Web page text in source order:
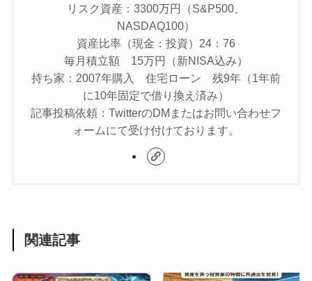
リスク資産：3300万円（S&P500、
NASDAQ100）
資産比率（現金：投資）24：76
毎月積立額 15万円（新NISA込み）
持ち家：2007年購入 住宅ローン 残9年（1年前
に10年固定で借り換え済み）
記事投稿依頼：TwitterのDMまたはお問い合わせフ
ォームにて受け付けております。
関連記事